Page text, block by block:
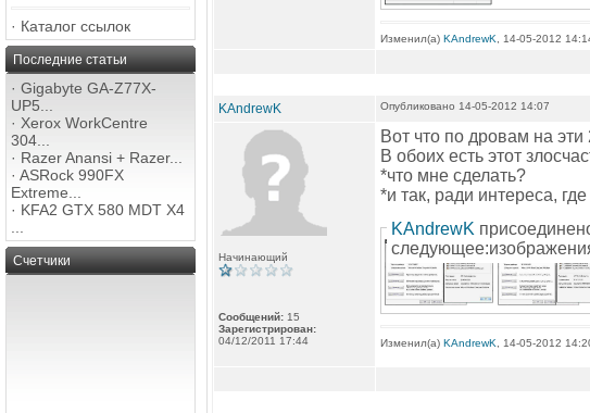
· Каталог ссылок
Последние статьи
· Gigabyte GA-Z77X-
UP5...
· Xerox WorkCentre
304...
· Razer Anansi + Razer...
· ASRock 990FX
Extreme...
· KFA2 GTX 580 MDT X4
Счетчики
Изменил(а) KAndrewK , 14-05-2012
KAndrewK Опубликовано 14-05-2012 14:07
Начинающий
Сообщений: 15
Зарегистрирован:
04/12/2011 17:44
Вот что по дровам на эти
В обоих есть этот
*что мне сделать?
*и так, ради интереса,
KAndrewK
Изменил(а) KAndrewK , 14-05-2012